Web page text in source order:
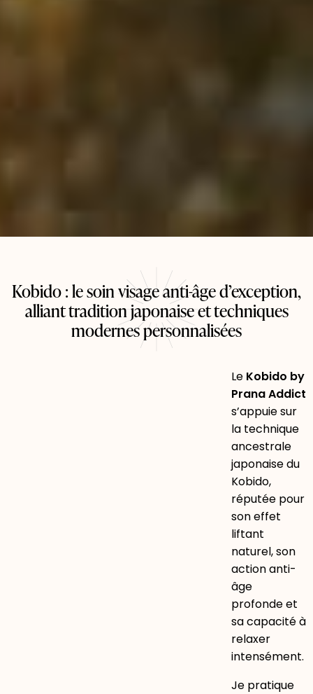
Kobido : le soin visage anti-âge d’exception,
alliant tradition japonaise et techniques
modernes personnalisées
Le Kobido by
Prana Addict
s’appuie sur
la technique
ancestrale
japonaise du
Kobido,
réputée pour
son effet
liftant
naturel, son
action anti-
âge
profonde et
sa capacité à
relaxer
intensément.
Je pratique